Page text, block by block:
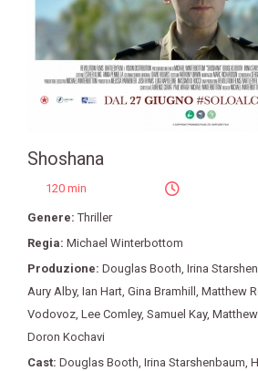
Shoshana
120 min
Genere:Thriller
Regia: Michael Winterbottom
Produzione: Douglas Booth, Irina
Aury Alby, Ian Hart, Gina Bramhill , Matthew
Vodovoz, Lee Comley, Samuel Kay,
Doron Kochavi
Cast: Douglas Booth, Irina Starshenbaum,